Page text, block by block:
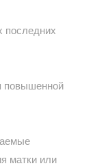
последних
повышенной
матки или